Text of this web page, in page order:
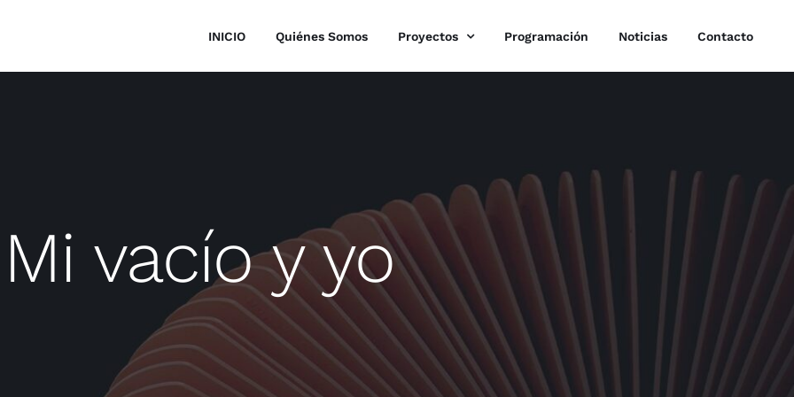
INICIO Quiénes Somos Proyectos Programación Noticias Contacto
Mi vacío y yo